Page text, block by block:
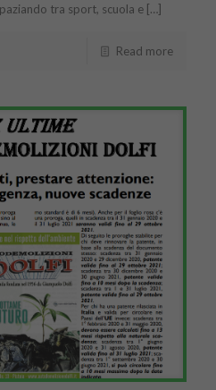
tra sport, scuola e […]
Read more